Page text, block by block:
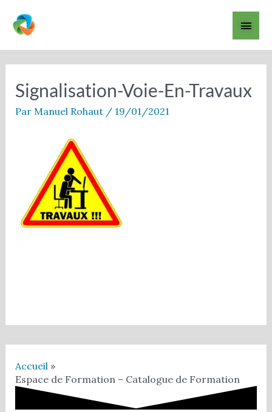
contenu
Signalisation-Voie-En-Travaux
Par Manuel Rohaut / 19/01/2021
Accueil
Espace de Formation – Catalogue de Formation